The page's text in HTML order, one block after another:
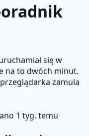
się w
na to dwóch minut.
zamula
1 tyg. temu